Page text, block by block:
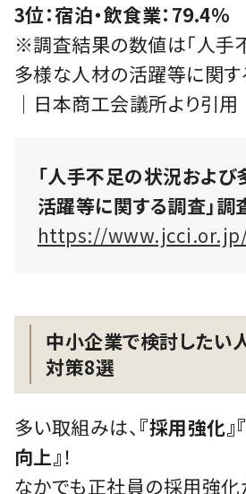
3位：宿泊・飲食業：79.4%
※調査結果の数値は「人手
多様な人材の活躍等に関す
｜日本商工会議所より引用
「人手不足の状況およ
活躍等に関する調査」調
https://
中小企業で検討したい
対策8選
多い取組みは、 『採用強化』
向上』！
なかでも正社員の採用強